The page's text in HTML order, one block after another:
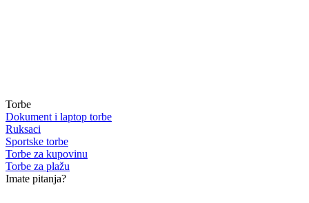
Torbe
Dokument i laptop torbe
Ruksaci
Sportske torbe
Torbe za kupovinu
Torbe za plažu
Imate pitanja?